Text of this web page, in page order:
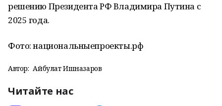
решению Президента РФ Владимира Путина с
2025 года.
Фото: национальныепроекты.рф
Автор: Айбулат Ишназаров
Читайте нас